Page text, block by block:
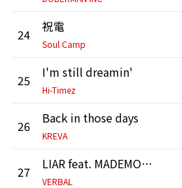
24 祝電
Soul Camp
25 I'm still dreamin'
Hi-Timez
26 Back in those days
KREVA
27 LIAR feat. MADEMOISELLE YULIA
VERBAL